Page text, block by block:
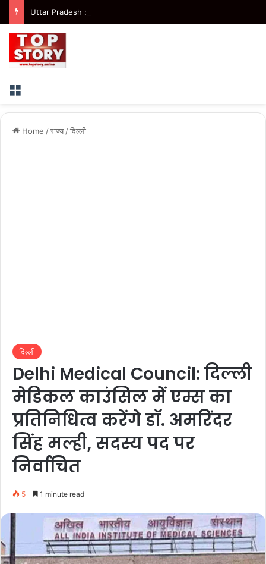
Menu
Home /राज्य /दिल्ली
दिल्ली
Delhi Medical Council: दिल्ली
मेडिकल काउंसिल में एम्स का
प्रतिनिधित्व करेंगे डॉ. अमरिंदर
सिंह मल्ही, सदस्य पद पर
निर्वाचित
5 1 minute read